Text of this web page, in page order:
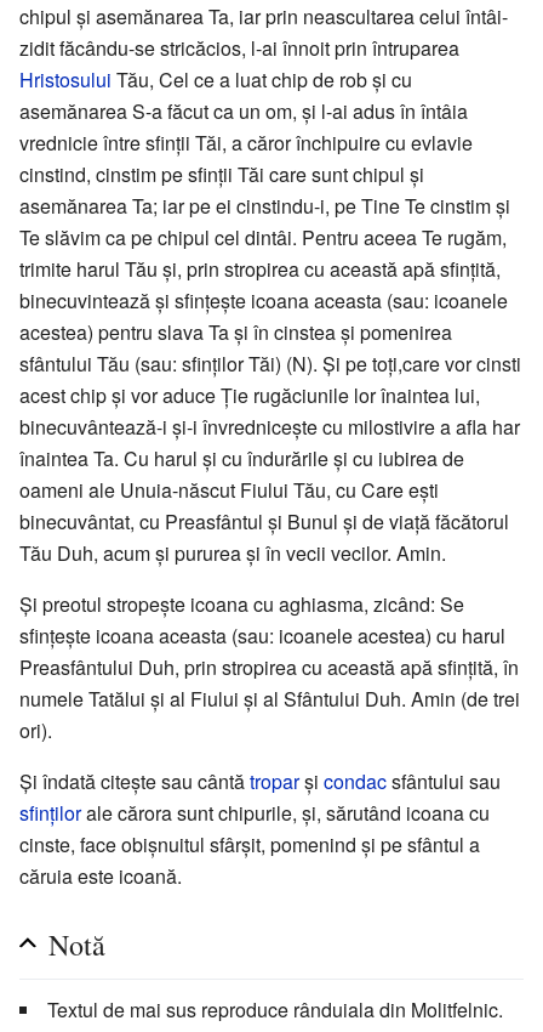
chipul și asemănarea Ta, iar prin neascultarea celui întâi-
zidit făcându-se stricăcios, l-ai înnoit prin întruparea
Hristosului Tău, Cel ce a luat chip de rob și cu
asemănarea S-a făcut ca un om, și l-ai adus în întâia
vrednicie între sfinții Tăi, a căror închipuire cu evlavie
cinstind, cinstim pe sfinții Tăi care sunt chipul și
asemănarea Ta; iar pe ei cinstindu-i, pe Tine Te cinstim și
Te slăvim ca pe chipul cel dintâi. Pentru aceea Te rugăm,
trimite harul Tău și, prin stropirea cu această apă sfințită,
binecuvintează și sfințește icoana aceasta (sau: icoanele
acestea) pentru slava Ta și în cinstea și pomenirea
sfântului Tău (sau: sfinților Tăi) (N). Și pe toți,care vor cinsti
acest chip și vor aduce Ție rugăciunile lor înaintea lui,
binecuvântează-i și-i învrednicește cu milostivire a afla har
înaintea Ta. Cu harul și cu îndurările și cu iubirea de
oameni ale Unuia-născut Fiului Tău, cu Care ești
binecuvântat, cu Preasfântul și Bunul și de viață făcătorul
Tău Duh, acum și pururea și în vecii vecilor. Amin.
Și preotul stropește icoana cu aghiasma, zicând: Se
sfințește icoana aceasta (sau: icoanele acestea) cu harul
Preasfântului Duh, prin stropirea cu această apă sfințită, în
numele Tatălui și al Fiului și al Sfântului Duh. Amin (de trei
ori).
Și îndată citește sau cântătroparși condacsfântului sau
sfințilorale cărora sunt chipurile, și, sărutând icoana cu
cinste, face obișnuitul sfârșit, pomenind și pe sfântul a
căruia este icoană.
Notă
Textul de mai sus reproduce rânduiala din Molitfelnic.